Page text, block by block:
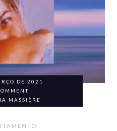
DE 2021
MASSIÈRE